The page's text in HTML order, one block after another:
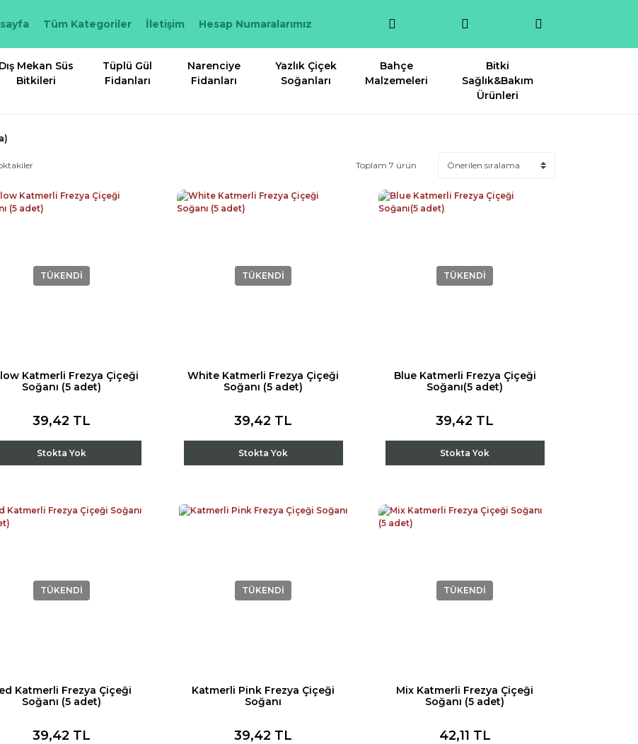
Tüm Kategoriler İletişim Hesap Numaralarımız
Dış Mekan Süs
Bitkileri
Tüplü Gül
Fidanları
Narenciye
Fidanları
Yazlık Çiçek
Soğanları
Bahçe
Malzemeleri
Bitki
Sağlık&Bakım
Ürünleri
Toplam 7 ürün
TÜKENDİ
Katmerli Frezya Çiçeği
Soğanı (5 adet)
39,42 TL
Stokta Yok
TÜKENDİ
White Katmerli Frezya Çiçeği
Soğanı (5 adet)
39,42 TL
Stokta Yok
TÜKENDİ
Blue Katmerli Frezya Çiçeği
Soğanı(5 adet)
39,42 TL
Stokta Yok
TÜKENDİ
Katmerli Frezya Çiçeği
Soğanı (5 adet)
39,42 TL
TÜKENDİ
Katmerli Pink Frezya Çiçeği
Soğanı
39,42 TL
TÜKENDİ
Mix Katmerli Frezya Çiçeği
Soğanı (5 adet)
42,11 TL